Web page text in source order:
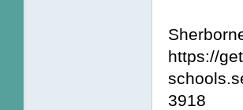
https://
3918